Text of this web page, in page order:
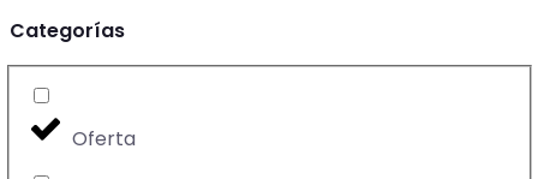
Categorías
Oferta